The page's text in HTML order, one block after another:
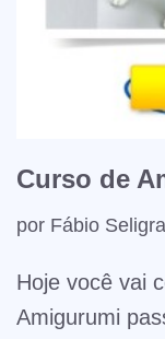
Curso de
por Fábio Seligra
Hoje você vai
Amigurumi